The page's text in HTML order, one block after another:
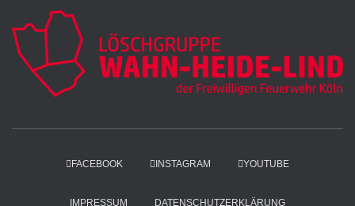
FACEBOOK INSTAGRAM YOUTUBE
IMPRESSUM DATENSCHUTZERKLÄRUNG